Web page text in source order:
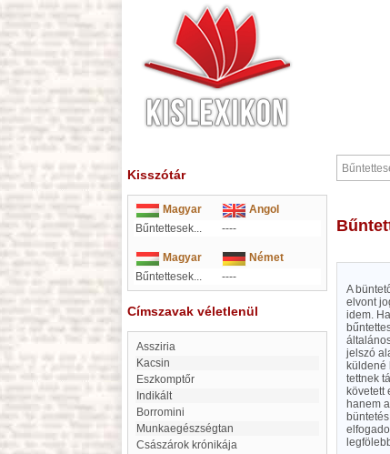
Kisszótár
Magyar
Angol
Bűntettesek...
----
Magyar
Német
Bűntettesek...
----
Címszavak véletlenül
Assziria
Kacsin
eszkomptőr
indikált
Borromini
Munkaegészségtan
Császárok krónikája
A
elvont
idem.
jelszó
küldené
tettnek
követett
hanem